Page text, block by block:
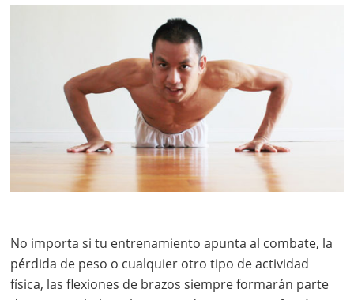
No importa si tu entrenamiento apunta al combate, la
pérdida de peso o cualquier otro tipo de actividad
física, las flexiones de brazos siempre formarán parte